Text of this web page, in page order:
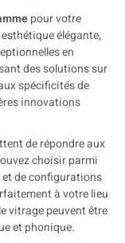
pour votre
élégante,
en
des solutions sur
spécificités de
innovations
de répondre aux
choisir parmi
et de configurations
à votre lieu
vitrage peuvent être
et phonique.